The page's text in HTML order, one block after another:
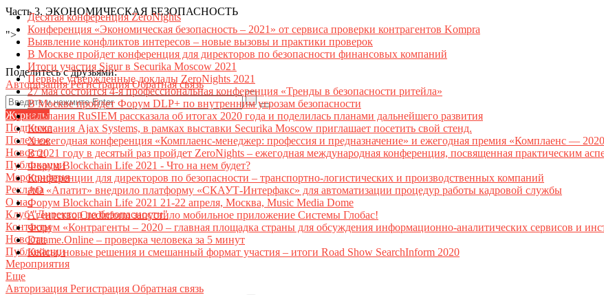
Часть 3. ЭКОНОМИЧЕСКАЯ БЕЗОПАСНОСТЬ
">
Поделитесь с друзьями:
АвторизацияРегистрацияОбратная связь
Журналы
Подписка
Полезное
Новости
Публикации
Мероприятия
Реклама
О нас
Клуб "Директор по безопасности"
Контакты
Новости
Публикации
Мероприятия
Еще
Авторизация Регистрация Обратная связь
Десятая конференция ZeroNights
Конференция «Экономическая безопасность – 2021» от сервиса проверки контрагентов Kompra
Выявление конфликтов интересов – новые вызовы и практики проверок
В Москве пройдет конференция для директоров по безопасности финансовых компаний
Итоги участия Sigur в Securika Moscow 2021
Первые утвержденные доклады ZeroNights 2021
27 мая состоится 4-я профессиональная конференция «Тренды в безопасности ритейла»
В Москве пройдет Форум DLP+ по внутренним угрозам безопасности
Компания RuSIEM рассказала об итогах 2020 года и поделилась планами дальнейшего развития
Компания Ajax Systems, в рамках выставки Securika Moscow приглашает посетить свой стенд.
X ежегодная конференция «Комплаенс-менеджер: профессия и предназначение» и ежегодная премия «Комплаенс —
В 2021 году в десятый раз пройдет ZeroNights – ежегодная международная конференция, посвященная практическим
Форум Blockchain Life 2021 - Что на нем будет?
Конференции для директоров по безопасности – транспортно-логистических и производственных компаний
АО «Апатит» внедрило платформу «СКАУТ-Интерфакс» для автоматизации процедур работы кадровой службы
Форум Blockchain Life 2021 21-22 апреля, Москва, Music Media Dome
Агентство Credinform запустило мобильное приложение Системы Глобас!
Форум «Контрагенты – 2020 – главная площадка страны для обсуждения информационно-аналитических сервисов и
Datame.Online – проверка человека за 5 минут
Кейсы, новые решения и смешанный формат участия – итоги Road Show SearchInform 2020